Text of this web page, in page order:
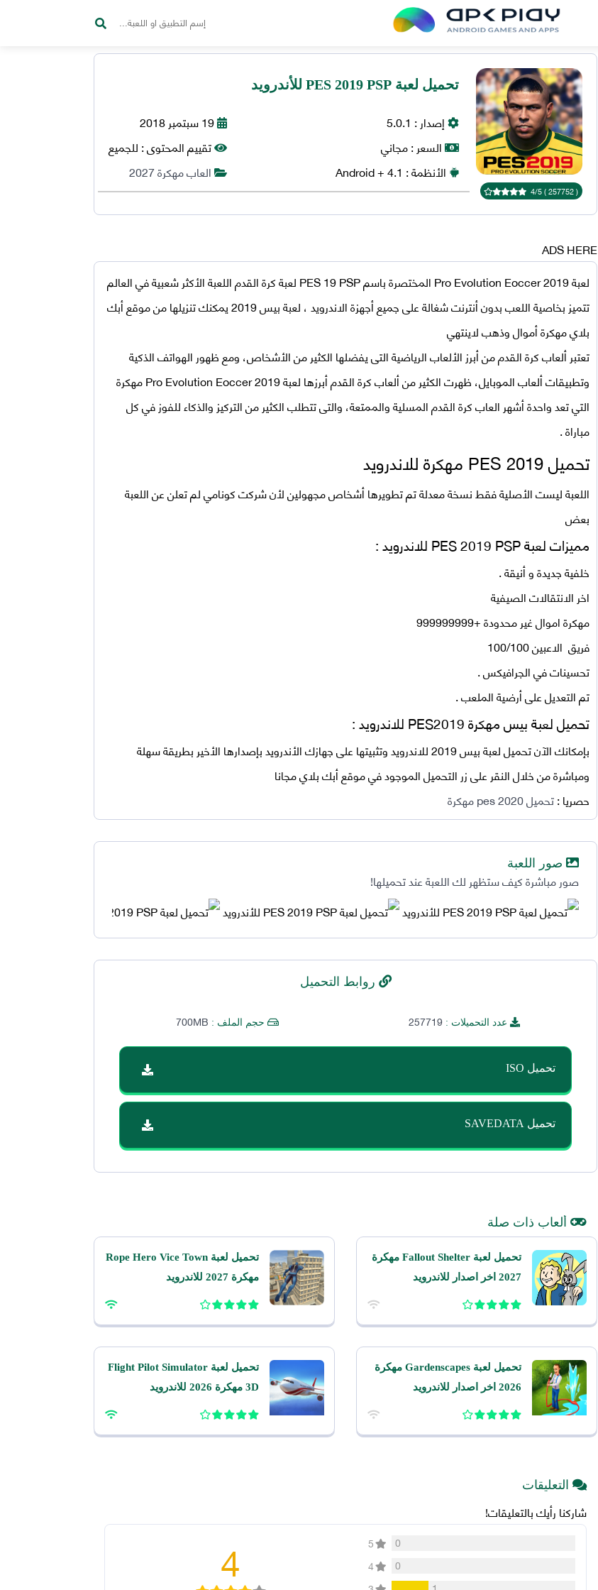
تحميل لعبة PES 2019 PSP للأندرويد
إصدار : 5.0.1
السعر :مجاني
الأنظمة :
Android+ 4.1
19 سبتمبر 2018
تقييم المحتوى :للجميع
العاب مهكرة 2027
(
257752
)
4/5
ADS HERE
لعبة
Pro Evolution Eoccer2019 المختصرة باسمPES 19 PSPلعبة كرة القدم اللعبة الأكثر شعبية في العالم
تتميز بخاصية اللعب بدون أنترنت شغالة على جميع أجهزة الاندرويد ،لعبة بيس 2019
يمكنك تنزيلها من موقع أبك
بلاي مهكرة أموال وذهب لاينتهي
تعتبر ألعاب كرة القدم من أبرز الألعاب الرياضية التى يفضلها الكثير من الأشخاص، ومع ظهور الهواتف الذكية
وتطبيقات ألعاب الموبايل، ظهرت الكثير من ألعاب كرة القدم أبرزها لعبة
Pro Evolution Eoccer2019
مهكرة
التي تعد واحدة أشهر العاب كرة القدم المسلية والممتعة، والتى تتطلب الكثير من التركيز والذكاء للفوز في كل
مباراة .
تحميلPES 2019 مهكرة للاندرويد
اللعبة ليست الأصلية فقط نسخة معدلة تم تطويرها أشخاص مجهولين لأن شركت كونامي لم تعلن عن اللعبة
بعض
مميزات لعبة PES 2019 PSP للاندرويد :
خلفية جديدة و أنيقة .
اخر الانتقالات الصيفية
مهكرة اموال غير محدودة +999999999
فريق الاعبين 100/100
تحسينات في الجرافيكس .
تم التعديل على أرضية الملعب .
تحميل لعبة بيس مهكرة PES2019 للاندرويد :
بإمكانك الآن تحميل لعبة بيس 2019 للاندرويد وتثبيتها على جهازك الأندرويد بإصدارها الأخير بطريقة سهلة
ومباشرة من خلال النقر على زر التحميل الموجود في موقع أبك بلاي مجانا
حصريا :تحميل pes 2020 مهكرة
صور اللعبة
صور مباشرة كيف ستظهر لك اللعبة عند تحميلها!
روابط التحميل
عدد التحميلات : 257719 حجم الملف : 700MB
تحميل ISO
تحميل SAVEDATA
ألعاب ذات صلة
تحميل لعبة Fallout Shelter مهكرة
2027 اخر اصدار للاندرويد
تحميل لعبة Rope Hero Vice Town
مهكرة 2027 للاندرويد
تحميل لعبة Gardenscapes مهكرة
2026 اخر اصدار للاندرويد
تحميل لعبة Flight Pilot Simulator
3D مهكرة 2026 للاندرويد
التعليقات
شاركنا رأيك بالتعليقات!
0
5
0
4
4